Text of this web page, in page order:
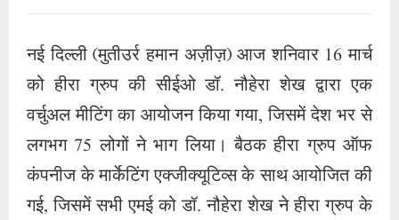
नई दिल्ली (मुतीउर्र हमान अज़ीज़) आज शनिवार 16 मार्च
को हीरा ग्रुप की सीईओ डॉ. नौहेरा शेख द्वारा एक
वर्चुअल मीटिंग का आयोजन किया गया, जिसमें देश भर से
लगभग 75 लोगों ने भाग लिया। बैठक हीरा ग्रुप ऑफ
कंपनीज के मार्केटिंग एक्जीक्यूटिव्स के साथ आयोजित की
गई, जिसमें सभी एमई को डॉ. नौहेरा शेख ने हीरा ग्रुप के